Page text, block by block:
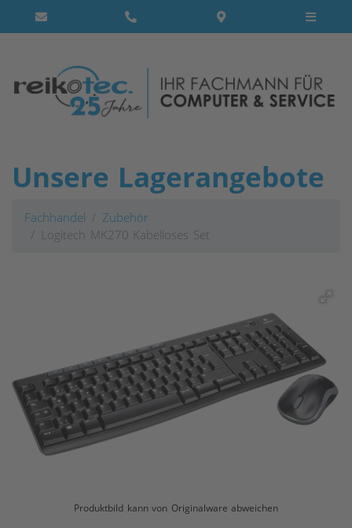
Unsere Lagerangebote
Fachhandel
Zubehör
Logitech MK270 Kabelloses Set
Produktbild kann von Originalware abweichen